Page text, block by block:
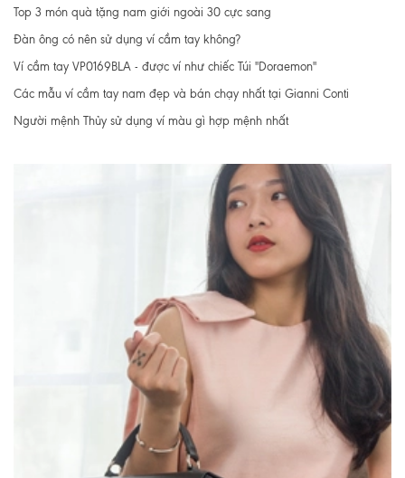
Top 3 món quà tặng nam giới ngoài 30 cực sang
Đàn ông có nên sử dụng ví cầm tay không?
Ví cầm tay VP0169BLA - được ví như chiếc Túi "Doraemon"
Các mẫu ví cầm tay nam đẹp và bán chạy nhất tại Gianni Conti
Người mệnh Thủy sử dụng ví màu gì hợp mệnh nhất